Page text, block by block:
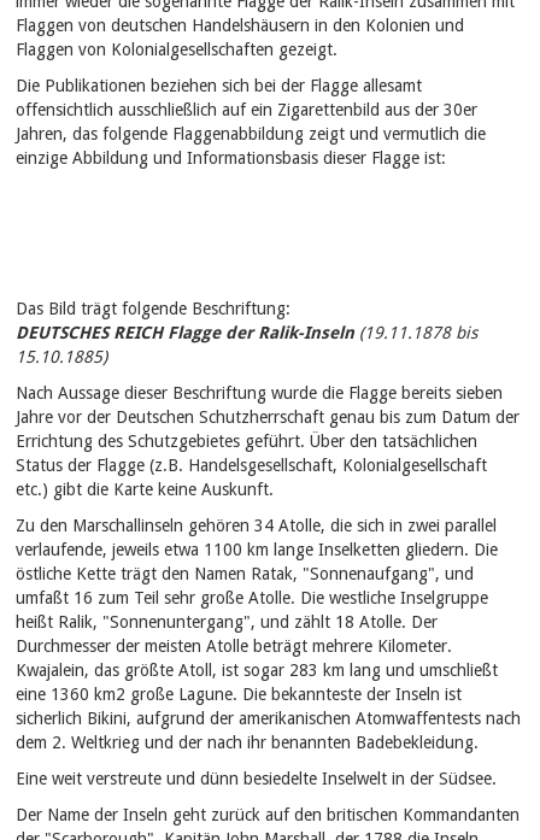
Flaggen von deutschen Handelshäusern in den Kolonien und
Flaggen von Kolonialgesellschaften gezeigt.
Die Publikationen beziehen sich bei der Flagge allesamt
offensichtlich ausschließlich auf ein Zigarettenbild aus der 30er
Jahren, das folgende Flaggenabbildung zeigt und vermutlich die
einzige Abbildung und Informationsbasis dieser Flagge ist:
Das Bild trägt folgende Beschriftung:
DEUTSCHES REICH Flagge der Ralik-Inseln (19.11.1878 bis
15.10.1885)
Nach Aussage dieser Beschriftung wurde die Flagge bereits sieben
Jahre vor der Deutschen Schutzherrschaft genau bis zum Datum der
Errichtung des Schutzgebietes geführt. Über den tatsächlichen
Status der Flagge (z.B. Handelsgesellschaft, Kolonialgesellschaft
etc.) gibt die Karte keine Auskunft.
Zu den Marschallinseln gehören 34 Atolle, die sich in zwei parallel
verlaufende, jeweils etwa 1100 km lange Inselketten gliedern. Die
östliche Kette trägt den Namen Ratak, "Sonnenaufgang", und
umfaßt 16 zum Teil sehr große Atolle. Die westliche Inselgruppe
heißt Ralik, "Sonnenuntergang", und zählt 18 Atolle. Der
Durchmesser der meisten Atolle beträgt mehrere Kilometer.
Kwajalein, das größte Atoll, ist sogar 283 km lang und umschließt
eine 1360 km2 große Lagune. Die bekannteste der Inseln ist
sicherlich Bikini, aufgrund der amerikanischen Atomwaffentests nach
dem 2. Weltkrieg und der nach ihr benannten Badebekleidung.
Eine weit verstreute und dünn besiedelte Inselwelt in der Südsee.
Der Name der Inseln geht zurück auf den britischen Kommandanten